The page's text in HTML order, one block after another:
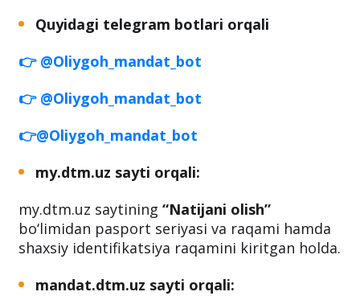
Quyidagi telegram botlari orqali
👉 @Oliygoh_mandat_bot
👉 @Oliygoh_mandat_bot
👉@Oliygoh_mandat_bot
my.dtm.uz sayti orqali:
my.dtm.uz saytining “Natijani olish”
bo‘limidan pasport seriyasi va raqami hamda
shaxsiy identifikatsiya raqamini kiritgan holda.
mandat.dtm.uz sayti orqali: